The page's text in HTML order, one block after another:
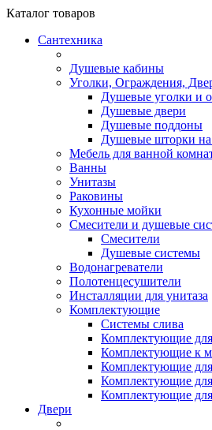
Каталог товаров
Сантехника
Душевые кабины
Уголки, Ограждения,
Душевые уголки и
Душевые двери
Душевые поддоны
Душевые шторки
Мебель для ванной
Ванны
Унитазы
Раковины
Кухонные мойки
Смесители и душевые
Смесители
Душевые системы
Водонагреватели
Полотенцесушители
Инсталляции для унитаза
Комплектующие
Системы слива
Комплектующие
Комплектующие к
Комплектующие для
Комплектующие
Комплектующие
Двери